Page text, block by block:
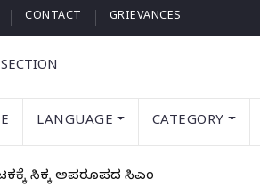
CONTACT GRIEVANCES
LANGUAGE CATEGORY
ಸಿಕ್ಕ ಅಪರೂಪದ ಸಿಎಂ